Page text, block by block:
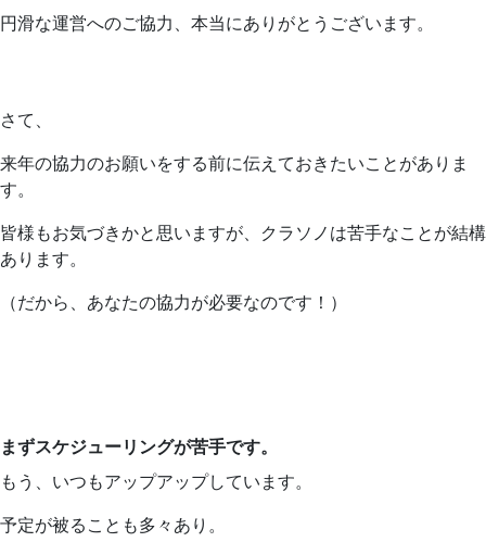
円滑な運営へのご協力、本当にありがとうございます。
さて、
来年の協力のお願いをする前に伝えておきたいことがありま
す。
皆様もお気づきかと思いますが、クラソノは苦手なことが結構
あります。
（だから、あなたの協力が必要なのです！）
まずスケジューリングが苦手です。
もう、いつもアップアップしています。
予定が被ることも多々あり。